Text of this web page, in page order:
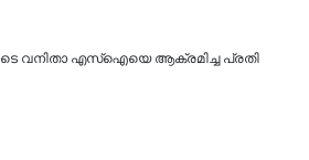
വനിതാ എസ്ഐയെ ആക്രമിച്ച പ്രതി